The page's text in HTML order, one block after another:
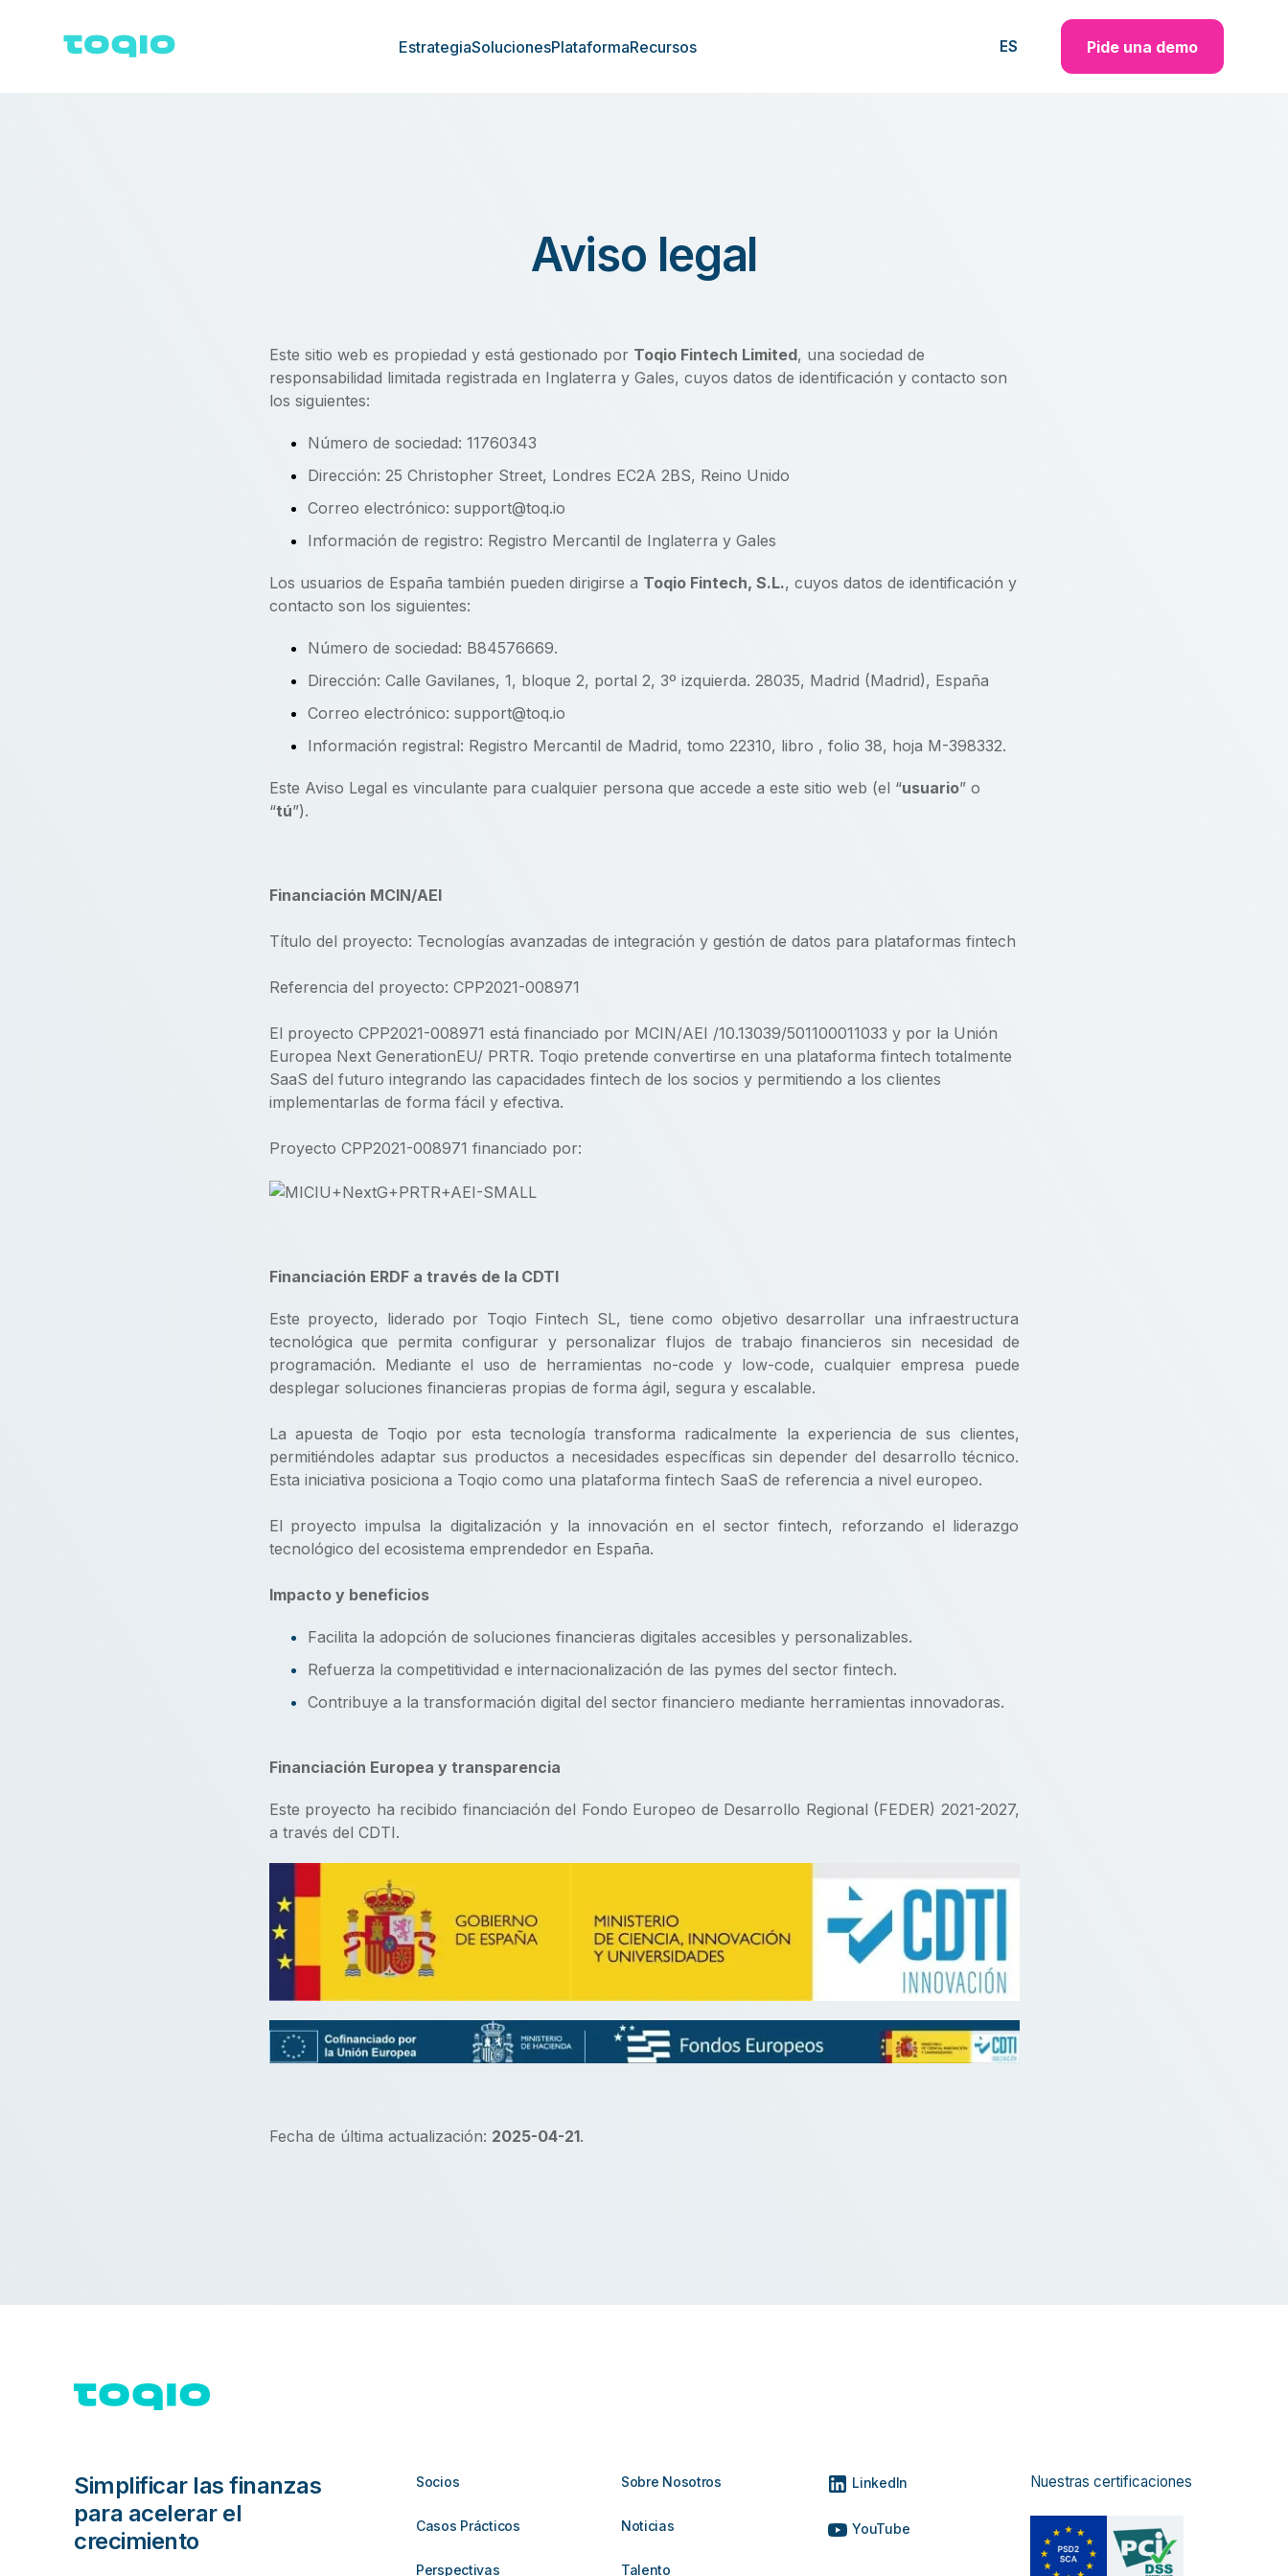
EstrategiaSolucionesPlataformaRecursos ES Pide una demo
Aviso legal
Este sitio web es propiedad y está gestionado por Toqio Fintech Limited, una sociedad de
responsabilidad limitada registrada en Inglaterra y Gales, cuyos datos de identificación y contacto son
los siguientes:
Número de sociedad: 11760343
Dirección: 25 Christopher Street, Londres EC2A 2BS, Reino Unido
Correo electrónico: support@toq.io
Información de registro: Registro Mercantil de Inglaterra y Gales
Los usuarios de España también pueden dirigirse a Toqio Fintech, S.L., cuyos datos de identificación y
contacto son los siguientes:
Número de sociedad: B84576669.
Dirección: Calle Gavilanes, 1, bloque 2, portal 2, 3º izquierda. 28035, Madrid (Madrid), España
Correo electrónico: support@toq.io
Información registral: Registro Mercantil de Madrid, tomo 22310, libro , folio 38, hoja M-398332.
Este Aviso Legal es vinculante para cualquier persona que accede a este sitio web (el “usuario” o
“tú”).
Financiación MCIN/AEI
Título del proyecto: Tecnologías avanzadas de integración y gestión de datos para plataformas fintech
Referencia del proyecto: CPP2021-008971
El proyecto CPP2021-008971 está financiado por MCIN/AEI /10.13039/501100011033 y por la Unión
Europea Next GenerationEU/ PRTR. Toqio pretende convertirse en una plataforma fintech totalmente
SaaS del futuro integrando las capacidades fintech de los socios y permitiendo a los clientes
implementarlas de forma fácil y efectiva.
Proyecto CPP2021-008971 financiado por:
Financiación ERDF a través de la CDTI
Este proyecto, liderado por Toqio Fintech SL, tiene como objetivo desarrollar una infraestructura
tecnológica que permita configurar y personalizar flujos de trabajo financieros sin necesidad de
programación. Mediante el uso de herramientas no-code y low-code, cualquier empresa puede
desplegar soluciones financieras propias de forma ágil, segura y escalable.
La apuesta de Toqio por esta tecnología transforma radicalmente la experiencia de sus clientes,
permitiéndoles adaptar sus productos a necesidades específicas sin depender del desarrollo técnico.
Esta iniciativa posiciona a Toqio como una plataforma fintech SaaS de referencia a nivel europeo.
El proyecto impulsa la digitalización y la innovación en el sector fintech, reforzando el liderazgo
tecnológico del ecosistema emprendedor en España.
Impacto y beneficios
Facilita la adopción de soluciones financieras digitales accesibles y personalizables.
Refuerza la competitividad e internacionalización de las pymes del sector fintech.
Contribuye a la transformación digital del sector financiero mediante herramientas innovadoras.
Financiación Europea y transparencia
Este proyecto ha recibido financiación del Fondo Europeo de Desarrollo Regional (FEDER) 2021-2027,
a través del CDTI.
Fecha de última actualización: 2025-04-21.
Simplificar las finanzas
para acelerar el
crecimiento
Socios
Casos Prácticos
Perspectivas
Sobre Nosotros
Noticias
Talento
LinkedIn
YouTube
Nuestras certificaciones